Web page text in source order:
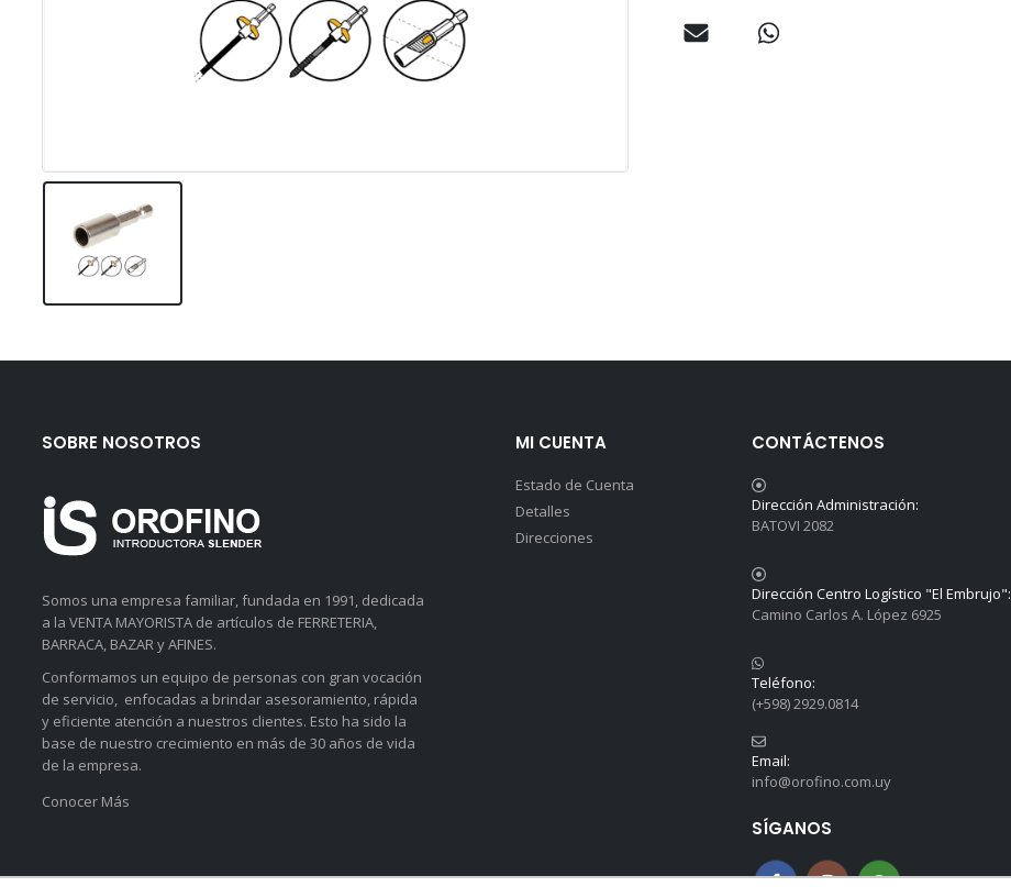
SOBRE NOSOTROS
Somos una empresa familiar, fundada en 1991, dedicada
a la VENTA MAYORISTA de artículos de FERRETERIA,
BARRACA, BAZAR y AFINES.
Conformamos un equipo de personas con gran vocación
de servicio, enfocadas a brindar asesoramiento, rápida
y eficiente atención a nuestros clientes. Esto ha sido la
base de nuestro crecimiento en más de 30 años de vida
de la empresa.
Conocer Más
MI CUENTA
Estado de Cuenta
Detalles
Direcciones
CONTÁCTENOS
Dirección Administración:
BATOVI 2082
Dirección Centro Logístico "El Embrujo":
Camino Carlos A. López 6925
Teléfono:
(+598) 2929.0814
Email:
info@orofino.com.uy
SÍGANOS